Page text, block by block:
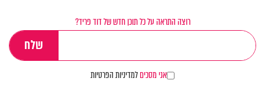
רוצה התראה על כל תוכן חדש של דוד פריד?
אני מסכיםלמדיניות הפרטיות